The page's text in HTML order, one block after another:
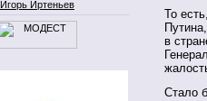
Игорь Иртеньев
То
в
Стало